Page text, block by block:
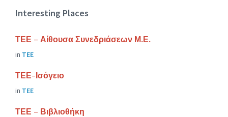
Interesting Places
ΤΕΕ – Αίθουσα Συνεδριάσεων Μ.Ε.
in ΤΕΕ
ΤΕΕ-Ισόγειο
in ΤΕΕ
ΤΕΕ – Βιβλιοθήκη